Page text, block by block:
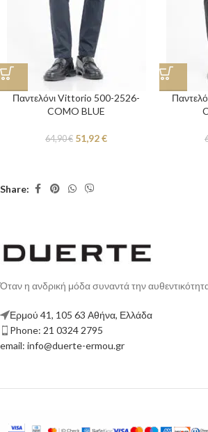
Παντελόνι Vittorio 500-2526-
COMO BLUE
64,90€ 51,92€
Share:
Όταν η ανδρική μόδα συναντά την
Ερμού 41, 105 63 Αθήνα, Ελλάδα
Phone: 21 0324 2795
email: info@duerte-ermou.gr